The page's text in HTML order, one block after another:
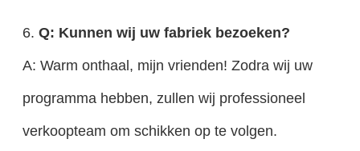
6. Q: Kunnen wij uw fabriek bezoeken?
A: Warm onthaal, mijn vrienden! Zodra wij uw
programma hebben, zullen wij professioneel
verkoopteam om schikken op te volgen.